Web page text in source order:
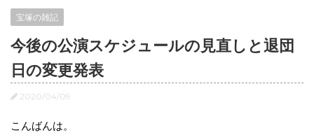
宝塚の雑記
今後の公演スケジュールの見直しと退団
日の変更発表
2020/04/09
こんばんは。